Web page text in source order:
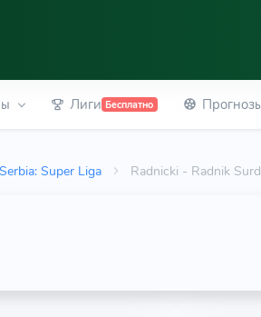
Лиги Бесплатно
Serbia: Super Liga Radnicki - Radnik